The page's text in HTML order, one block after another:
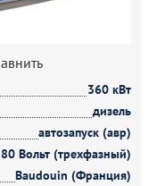
360 кВт
дизель
автозапуск (авр)
Вольт (трехфазный)
Baudouin (Франция)